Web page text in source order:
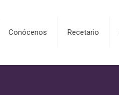
Conócenos Recetario